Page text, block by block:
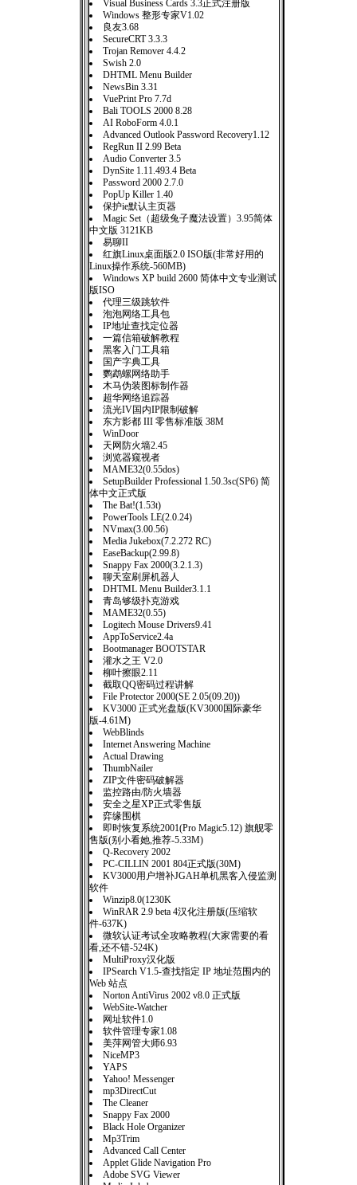
Visual Business Cards 3.3正式注册版
Windows 整形专家V1.02
良友3.68
SecureCRT 3.3.3
Trojan Remover 4.4.2
Swish 2.0
DHTML Menu Builder
NewsBin 3.31
VuePrint Pro 7.7d
Bali TOOLS 2000 8.28
AI RoboForm 4.0.1
Advanced Outlook Password Recovery1.12
RegRun II 2.99 Beta
Audio Converter 3.5
DynSite 1.11.493.4 Beta
Password 2000 2.7.0
PopUp Killer 1.40
保护ie默认主页器
Magic Set（超级兔子魔法设置）3.95简体
中文版 3121KB
易聊II
红旗Linux桌面版2.0 ISO版(非常好用的
Linux操作系统-560MB)
Windows XP build 2600 简体中文专业测试
版ISO
代理三级跳软件
泡泡网络工具包
IP地址查找定位器
一篇信箱破解教程
黑客入门工具箱
国产字典工具
鹦鹉螺网络助手
木马伪装图标制作器
超华网络追踪器
流光IV国内IP限制破解
东方影都 III 零售标准版 38M
WinDoor
天网防火墙2.45
浏览器窥视者
MAME32(0.55dos)
SetupBuilder Professional 1.50.3sc(SP6) 简
体中文正式版
The Bat!(1.53t)
PowerTools LE(2.0.24)
NVmax(3.00.56)
Media Jukebox(7.2.272 RC)
EaseBackup(2.99.8)
Snappy Fax 2000(3.2.1.3)
聊天室刷屏机器人
DHTML Menu Builder3.1.1
青岛够级扑克游戏
MAME32(0.55)
Logitech Mouse Drivers9.41
AppToService2.4a
Bootmanager BOOTSTAR
灌水之王 V2.0
柳叶擦眼2.11
截取QQ密码过程讲解
File Protector 2000(SE 2.05(09.20))
KV3000 正式光盘版(KV3000国际豪华
版-4.61M)
WebBlinds
Internet Answering Machine
Actual Drawing
ThumbNailer
ZIP文件密码破解器
监控路由/防火墙器
安全之星XP正式零售版
弈缘围棋
即时恢复系统2001(Pro Magic5.12) 旗舰零
售版(别小看她,推荐-5.33M)
Q-Recovery 2002
PC-CILLIN 2001 804正式版(30M)
KV3000用户增补JGAH单机黑客入侵监测
软件
Winzip8.0(1230K
WinRAR 2.9 beta 4汉化注册版(压缩软
件-637K)
微软认证考试全攻略教程(大家需要的看
看,还不错-524K)
MultiProxy汉化版
IPSearch V1.5-查找指定 IP 地址范围内的
Web 站点
Norton AntiVirus 2002 v8.0 正式版
WebSite-Watcher
网址软件1.0
软件管理专家1.08
美萍网管大师6.93
NiceMP3
YAPS
Yahoo! Messenger
mp3DirectCut
The Cleaner
Snappy Fax 2000
Black Hole Organizer
Mp3Trim
Advanced Call Center
Applet Glide Navigation Pro
Adobe SVG Viewer